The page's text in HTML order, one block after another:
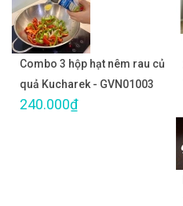
Combo 3 hộp hạt nêm rau củ
quả Kucharek - GVN01003
240.000₫